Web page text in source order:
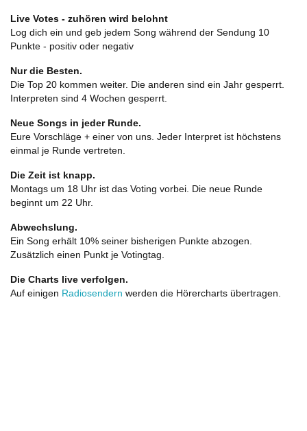
Live Votes - zuhören wird belohnt
Log dich ein und geb jedem Song während der Sendung 10
Punkte - positiv oder negativ
Nur die Besten.
Die Top 20 kommen weiter. Die anderen sind ein Jahr gesperrt.
Interpreten sind 4 Wochen gesperrt.
Neue Songs in jeder Runde.
Eure Vorschläge + einer von uns. Jeder Interpret ist höchstens
einmal je Runde vertreten.
Die Zeit ist knapp.
Montags um 18 Uhr ist das Voting vorbei. Die neue Runde
beginnt um 22 Uhr.
Abwechslung.
Ein Song erhält 10% seiner bisherigen Punkte abzogen.
Zusätzlich einen Punkt je Votingtag.
Die Charts live verfolgen.
Auf einigen Radiosendern werden die Hörercharts übertragen.